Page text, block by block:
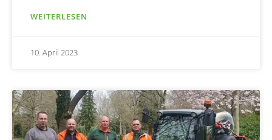
WEITERLESEN
10. April 2023